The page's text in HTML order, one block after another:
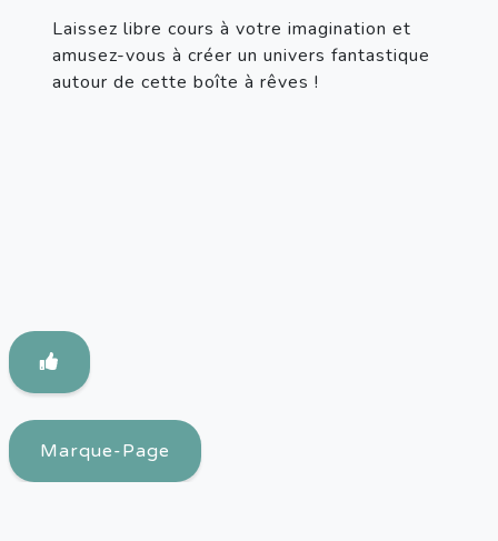
Laissez libre cours à votre imagination et
amusez-vous à créer un univers fantastique
autour de cette boîte à rêves !
Marque-Page